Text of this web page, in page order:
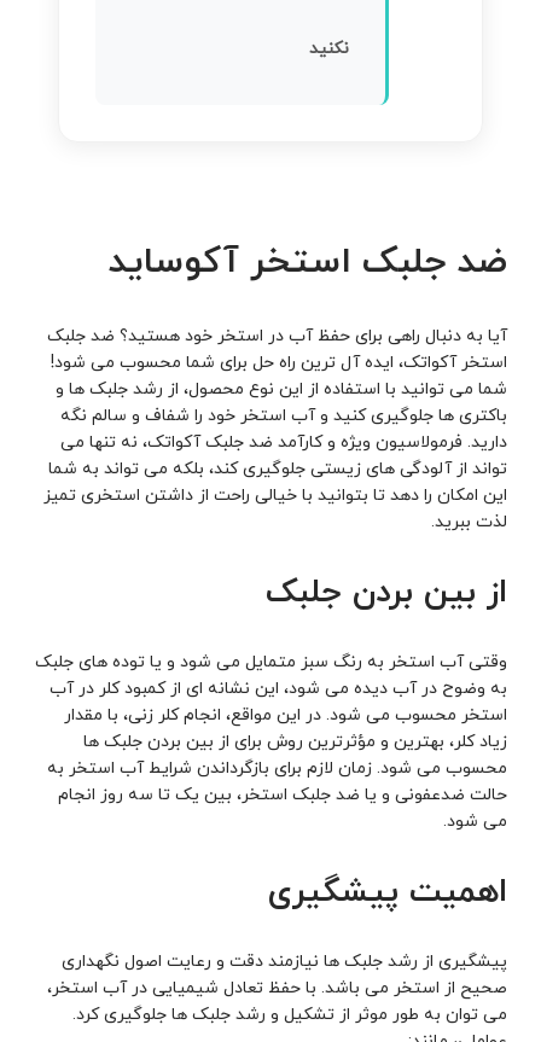
نکنید
ضد جلبک استخر آکوساید
آیا به دنبال راهی برای حفظ آب در استخر خود هستید؟ ضد جلبک
استخر آکواتک، ایده ‌آل ترین راه حل برای شما محسوب می شود!
شما می توانید با استفاده از این نوع محصول، از رشد جلبک ها و
باکتری ها جلوگیری کنید و آب استخر خود را شفاف و سالم نگه
دارید. فرمولاسیون ویژه و کارآمد ضد جلبک آکواتک، نه تنها می
تواند از آلودگی های زیستی جلوگیری کند، بلکه می تواند به شما
این امکان را دهد تا بتوانید با خیالی راحت از داشتن استخری تمیز
لذت ببرید.
از بین بردن جلبک
وقتی آب استخر به رنگ سبز متمایل می ‌شود و یا توده های جلبک
به وضوح در آب دیده می شود، این نشانه ‌ای از کمبود کلر در آب
استخر محسوب می شود. در این مواقع، انجام کلر زنی، با مقدار
زیاد کلر، بهترین و مؤثرترین روش برای از بین بردن جلبک ها
محسوب می شود. زمان لازم برای بازگرداندن شرایط آب استخر به
حالت ضدعفونی‌ و یا ضد جلبک استخر، بین یک تا سه روز انجام
می ‌شود.
اهمیت پیشگیری
پیشگیری از رشد جلبک ها نیازمند دقت و رعایت اصول نگهداری
صحیح از استخر می باشد. با حفظ تعادل شیمیایی در آب استخر،
می ‌توان به طور موثر از تشکیل و رشد جلبک ها جلوگیری کرد.